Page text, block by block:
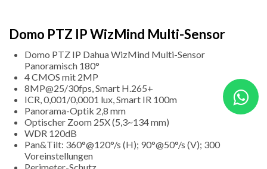
Domo PTZ IP WizMind Multi-Sensor
Domo PTZ IP Dahua WizMind Multi-Sensor
Panoramisch 180°
4 CMOS mit 2MP
8MP@25/30fps, Smart H.265+
ICR, 0,001/0,0001 lux, Smart IR 100m
Panorama-Optik 2,8 mm
Optischer Zoom 25X (5,3~134 mm)
WDR 120dB
Pan&Tilt: 360°@120°/s (H); 90°@50°/s (V); 300
Voreinstellungen